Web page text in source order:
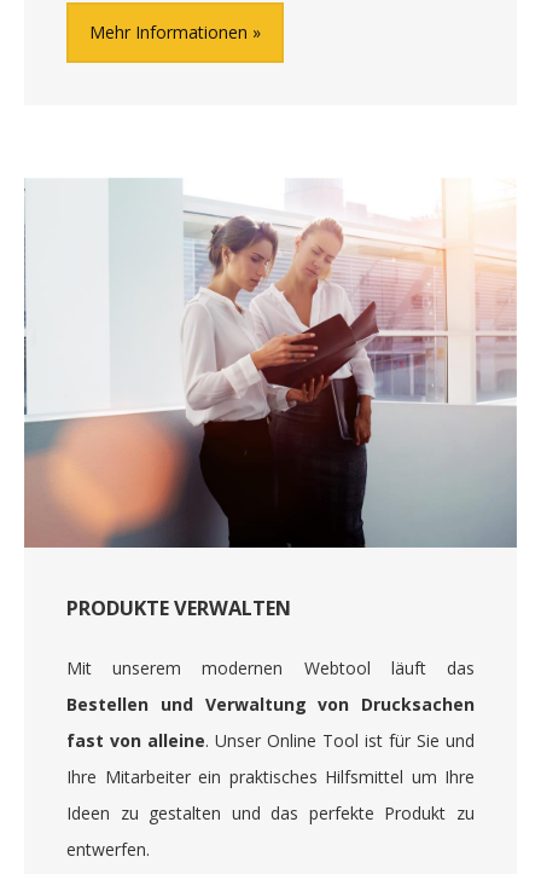
Mehr Informationen
PRODUKTE VERWALTEN
Mit unserem modernen Webtool läuft das
Bestellen und Verwaltung von Drucksachen
fast von alleine. Unser Online Tool ist für Sie und
Ihre Mitarbeiter ein praktisches Hilfsmittel um Ihre
Ideen zu gestalten und das perfekte Produkt zu
entwerfen.